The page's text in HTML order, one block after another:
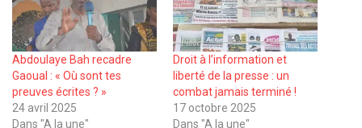
Abdoulaye Bah recadre
Gaoual : « Où sont tes
preuves écrites ? »
24 avril 2025
Dans "A la une"
Droit à l’information et
liberté de la presse : un
combat jamais terminé !
17 octobre 2025
Dans "A la une"